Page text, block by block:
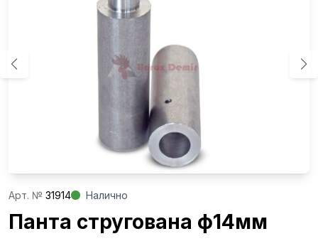
Aрт. № 31914 Налично
Панта стругована ф14мм